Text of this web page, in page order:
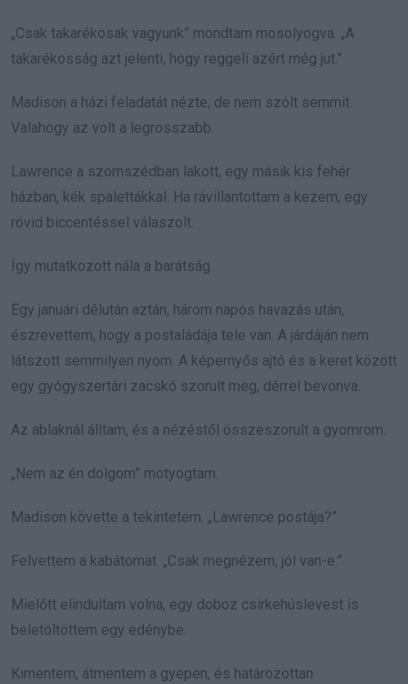
„Csak takarékosak vagyunk” mondtam mosolyogva. „A
takarékosság azt jelenti, hogy reggeli azért még jut.”
Madison a házi feladatát nézte, de nem szólt semmit.
Valahogy az volt a legrosszabb.
Lawrence a szomszédban lakott, egy másik kis fehér
házban, kék spalettákkal. Ha rávillantottam a kezem, egy
rövid biccentéssel válaszolt.
Így mutatkozott nála a barátság.
Egy januári délután aztán, három napos havazás után,
észrevettem, hogy a postaládája tele van. A járdáján nem
látszott semmilyen nyom. A képernyős ajtó és a keret között
egy gyógyszertári zacskó szorult meg, dérrel bevonva.
Az ablaknál álltam, és a nézéstől összeszorult a gyomrom.
„Nem az én dolgom” motyogtam.
Madison követte a tekintetem. „Lawrence postája?”
Felvettem a kabátomat. „Csak megnézem, jól van-e.”
Mielőtt elindultam volna, egy doboz csirkehúslevest is
beletöltöttem egy edénybe.
Kimentem, átmentem a gyepen, és határozottan